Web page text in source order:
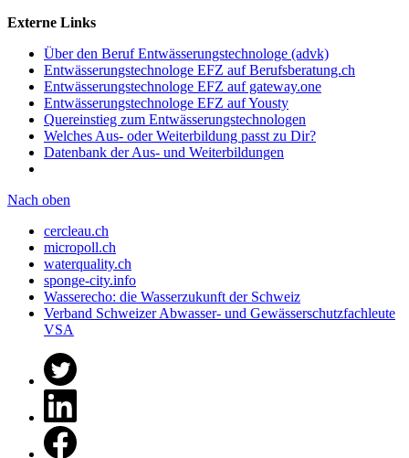
Externe Links
Über den Beruf Entwässerungstechnologe (advk)
Entwässerungstechnologe EFZ auf Berufsberatung.ch
Entwässerungstechnologe EFZ auf gateway.one
Entwässerungstechnologe EFZ auf Yousty
Quereinstieg zum Entwässerungstechnologen
Welches Aus- oder Weiterbildung passt zu Dir?
Datenbank der Aus- und Weiterbildungen
Nach oben
cercleau.ch
micropoll.ch
waterquality.ch
sponge-city.info
Wasserecho: die Wasserzukunft der Schweiz
Verband Schweizer Abwasser- und Gewässerschutzfachleute
VSA